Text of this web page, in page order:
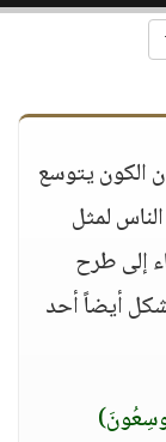
الكون يتوسع
لمثل
إلى طرح
أيضاً أحد